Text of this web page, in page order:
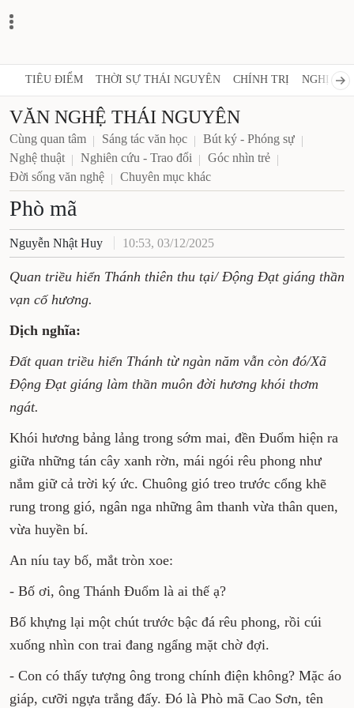
TIÊU ĐIỂM THỜI SỰ THÁI NGUYÊN CHÍNH TRỊ NGHỊ
VĂN NGHỆ THÁI NGUYÊN
Cùng quan tâm Sáng tác văn học
Bút ký - Phóng sự
Nghệ thuật
Nghiên cứu - Trao đổi
Góc nhìn trẻ
Đời sống văn nghệ
Chuyên mục khác
Phò mã
Nguyễn Nhật Huy 10:53, 03/12/2025
Quan triều hiển Thánh thiên thu tại/ Động Đạt giáng thần
vạn cố hương.
Dịch nghĩa:
Đất quan triều hiển Thánh từ ngàn năm vẫn còn đó/Xã
Động Đạt giáng làm thần muôn đời hương khói thơm
ngát.
Khói hương bảng lảng trong sớm mai, đền Đuổm hiện ra
giữa những tán cây xanh rờn, mái ngói rêu phong như
nắm giữ cả trời ký ức. Chuông gió treo trước cổng khẽ
rung trong gió, ngân nga những âm thanh vừa thân quen,
vừa huyền bí.
An níu tay bố, mắt tròn xoe:
- Bố ơi, ông Thánh Đuổm là ai thế ạ?
Bố khựng lại một chút trước bậc đá rêu phong, rồi cúi
xuống nhìn con trai đang ngẩng mặt chờ đợi.
- Con có thấy tượng ông trong chính điện không? Mặc áo
giáp, cưỡi ngựa trắng đấy. Đó là Phò mã Cao Sơn, tên